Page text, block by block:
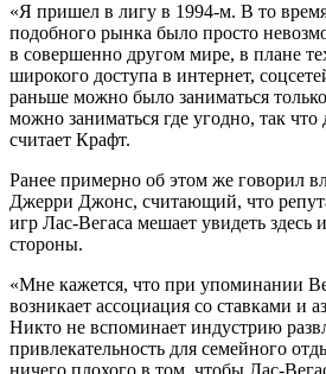
«Я пришел в лигу в 1994-м. В то
подобного рынка было просто
в совершенно другом мире, в плане
широкого доступа в интернет,
раньше можно было заниматься
можно заниматься где угодно, так что
считает Крафт.
Ранее примерно об этом же говорил
Джерри Джонс, считающий, что
игр Лас-Вегаса мешает увидеть
стороны.
«Мне кажется, что при упоминании
возникает ассоциация со ставками и
Никто не вспоминает индустрию
привлекательность для семейного